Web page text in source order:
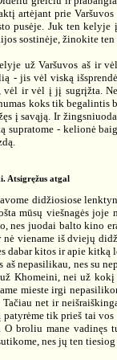
artėjant prie
pusėje. Juk ten
sostinėje, žinokite
už Varšuvos aš ir vėl
- jis vėl viską
vėl ir vėl į jį sugrįžta.
koks tik begalintis
į savąją. Ir
supratome - kelionė
Atsigręžus atgal
didžiosiose
mūsų viešnagės
nes juodai balto kino
viename iš dviejų
dabar kitos ir apie
aš nepasilikau, nes su
Khomeini, nei už
mieste irgi
net ir
patyrėme tik prieš tai
O broliu mane
nes jų ten